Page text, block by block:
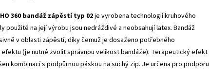
360 bandáž zápěstí typ 02je vyrobena technologií kruhového
použité na její výrobu jsou nedráždivé a neobsahují latex. Bandáž
v oblasti zápěstí, díky čemuž je dosaženo potřebného
(je nutné zvolit správnou velikost bandáže). Terapeutický efekt
kombinací s podpůrnou páskou na suchý zip. Je určena pro podporu